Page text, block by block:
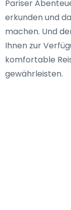
Pariser
erkunden und
machen. Und
Ihnen zur
komfortable
gewährleisten.